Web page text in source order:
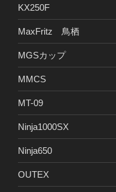
KX250F
MaxFritz 鳥栖
MGSカップ
MMCS
MT-09
Ninja1000SX
Ninja650
OUTEX